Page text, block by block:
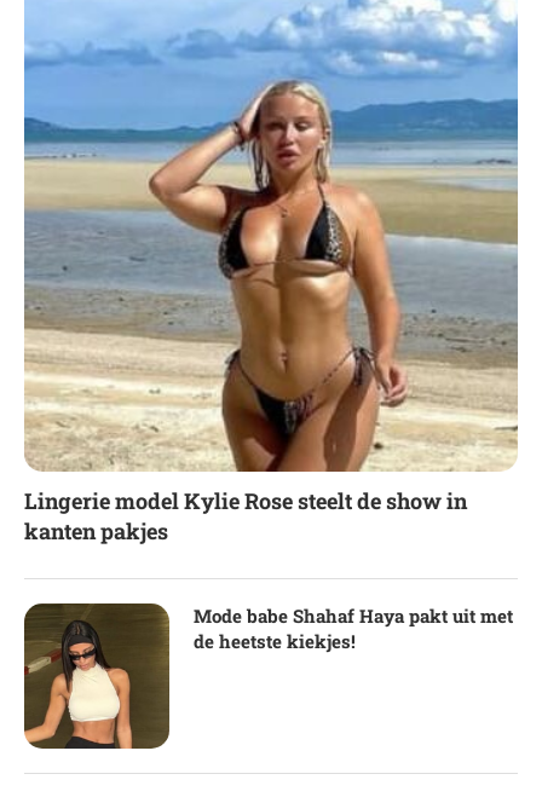
Lingerie model Kylie Rose steelt de show in
kanten pakjes
Mode babe Shahaf Haya pakt uit met
de heetste kiekjes!